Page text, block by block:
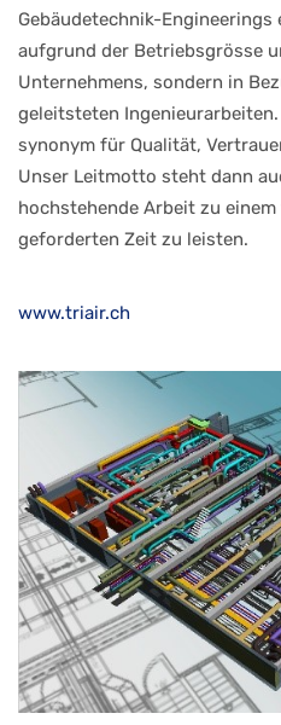
Gebäudetechnik-
aufgrund der Betriebsgrösse
Unternehmens, sondern in
geleitsteten Ingenieurarbeiten.
synonym für Qualität,
Unser Leitmotto steht dann
hochstehende Arbeit zu
geforderten Zeit zu leisten.
www.triair.ch